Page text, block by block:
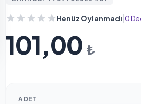
Henüz Oylanmadı 0
101,00 ₺
ADET